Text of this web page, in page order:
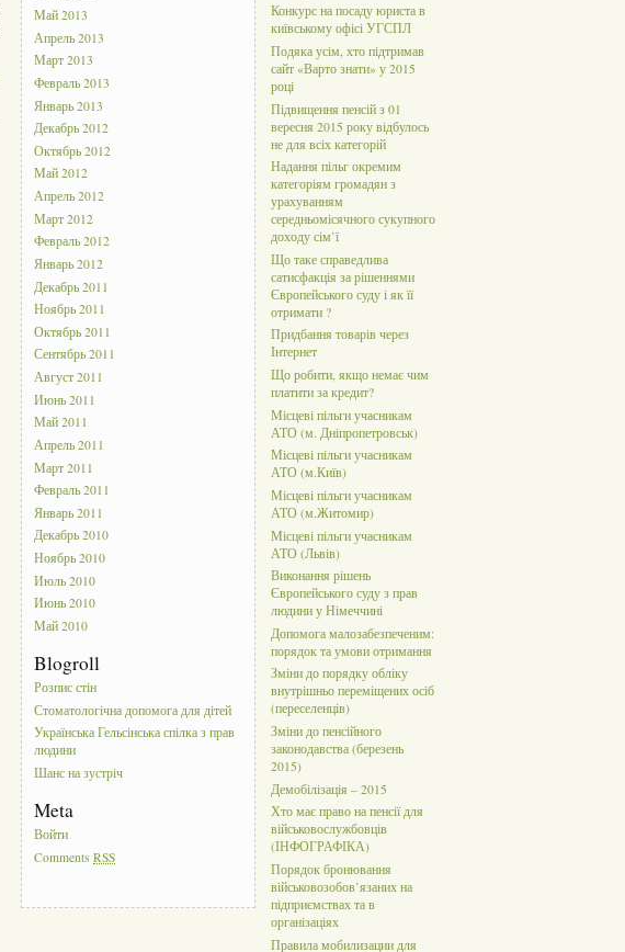
Май 2013
Апрель 2013
Март 2013
Февраль 2013
Январь 2013
Декабрь 2012
Октябрь 2012
Май 2012
Апрель 2012
Март 2012
Февраль 2012
Январь 2012
Декабрь 2011
Ноябрь 2011
Октябрь 2011
Сентябрь 2011
Август 2011
Июнь 2011
Май 2011
Апрель 2011
Март 2011
Февраль 2011
Январь 2011
Декабрь 2010
Ноябрь 2010
Июль 2010
Июнь 2010
Май 2010
Blogroll
Розпис стін
Стоматологічна допомога для дітей
Українська Гельсінська спілка з прав
людини
Шанс на зустріч
Meta
Войти
CommentsRSS
Конкурс на посаду юриста в
київському офісі УГСПЛ
Подяка усім, хто підтримав
сайт «Варто знати» у 2015
році
Підвищення пенсій з 01
вересня 2015 року відбулось
не для всіх категорій
Надання пільг окремим
категоріям громадян з
урахуванням
середньомісячного сукупного
доходу сім’ї
Що таке справедлива
сатисфакція за рішеннями
Європейського суду і як її
отримати ?
Придбання товарів через
Інтернет
Що робити, якщо немає чим
платити за кредит?
Місцеві пільги учасникам
АТО (м. Дніпропетровськ)
Місцеві пільги учасникам
АТО (м.Київ)
Місцеві пільги учасникам
АТО (м.Житомир)
Місцеві пільги учасникам
АТО (Львів)
Виконання рішень
Європейського суду з прав
людини у Німеччині
Допомога малозабезпеченим:
порядок та умови отримання
Зміни до порядку обліку
внутрішньо переміщених осіб
(переселенців)
Зміни до пенсійного
законодавства (березень
2015)
Демобілізація – 2015
Хто має право на пенсії для
військовослужбовців
(ІНФОГРАФІКА)
Порядок бронювання
військовозобов’язаних на
підприємствах та в
організаціях
Правила мобилизации для